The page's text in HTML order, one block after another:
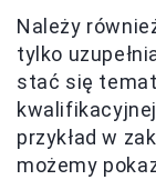
Należy
tylko
stać się
przykład w
możemy